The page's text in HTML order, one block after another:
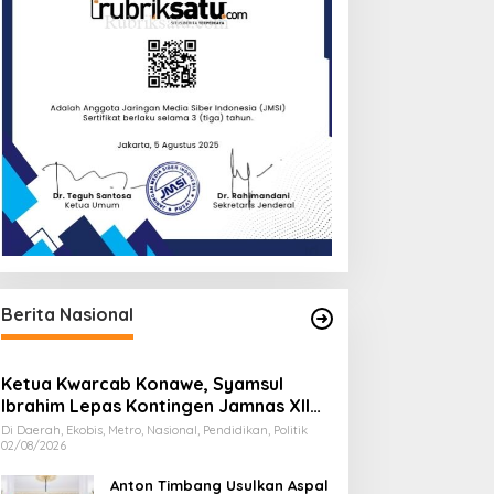
Berita Nasional
Ketua Kwarcab Konawe, Syamsul
Ibrahim Lepas Kontingen Jamnas XII
2026
Di Daerah, Ekobis, Metro, Nasional, Pendidikan, Politik
02/08/2026
Anton Timbang Usulkan Aspal